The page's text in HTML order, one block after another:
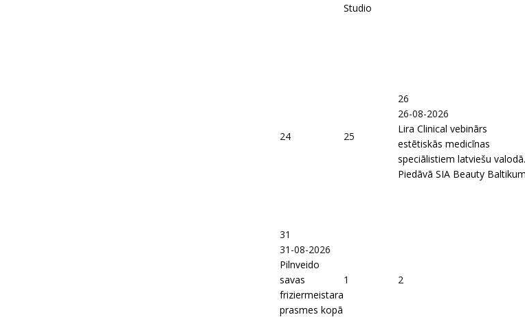
Studio
24 25
26
26-08-2026
Lira Clinical vebinārs
estētiskās medicīnas
speciālistiem latviešu valodā.
Piedāvā SIA Beauty
31
31-08-2026
Pilnveido
savas
friziermeistara
prasmes kopā
1 2